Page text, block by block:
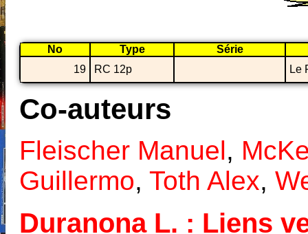
No Type
Série
19
RC 12p Le
Co-auteurs
Fleischer Manuel,
Guillermo, Toth Alex,
Duranona L. : Liens